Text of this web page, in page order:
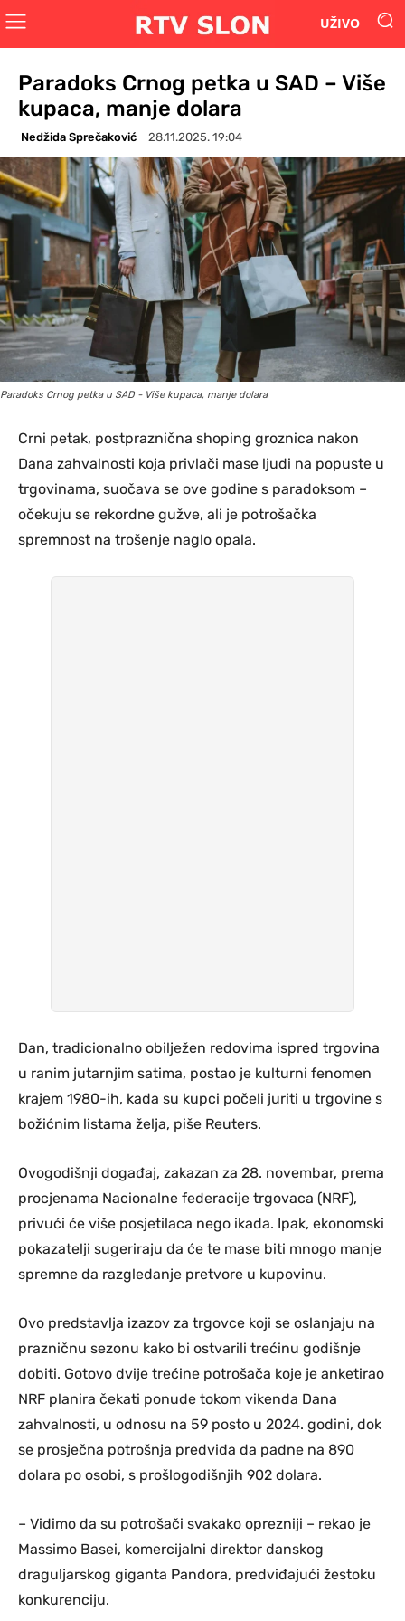
UŽIVO
Paradoks Crnog petka u SAD – Više
kupaca, manje dolara
Nedžida Sprečaković 28.11.2025. 19:04
Paradoks Crnog petka u SAD - Više kupaca, manje dolara
Crni petak, postpraznična shoping groznica nakon
Dana zahvalnosti koja privlači mase ljudi na popuste u
trgovinama, suočava se ove godine s paradoksom –
očekuju se rekordne gužve, ali je potrošačka
spremnost na trošenje naglo opala.
Dan, tradicionalno obilježen redovima ispred trgovina
u ranim jutarnjim satima, postao je kulturni fenomen
krajem 1980-ih, kada su kupci počeli juriti u trgovine s
božićnim listama želja, piše Reuters.
Ovogodišnji događaj, zakazan za 28. novembar, prema
procjenama Nacionalne federacije trgovaca (NRF),
privući će više posjetilaca nego ikada. Ipak, ekonomski
pokazatelji sugeriraju da će te mase biti mnogo manje
spremne da razgledanje pretvore u kupovinu.
Ovo predstavlja izazov za trgovce koji se oslanjaju na
prazničnu sezonu kako bi ostvarili trećinu godišnje
dobiti. Gotovo dvije trećine potrošača koje je anketirao
NRF planira čekati ponude tokom vikenda Dana
zahvalnosti, u odnosu na 59 posto u 2024. godini, dok
se prosječna potrošnja predviđa da padne na 890
dolara po osobi, s prošlogodišnjih 902 dolara.
– Vidimo da su potrošači svakako oprezniji – rekao je
Massimo Basei, komercijalni direktor danskog
draguljarskog giganta Pandora, predviđajući žestoku
konkurenciju.